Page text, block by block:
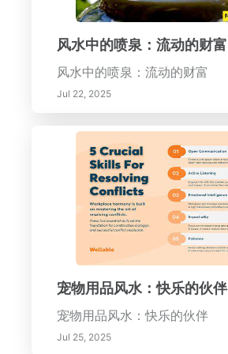
风水中的喷泉：流动的财富
风水中的喷泉：流动的财富
Jul 22, 2025
宠物用品风水：快乐的伙伴
宠物用品风水：快乐的伙伴
Jul 25, 2025